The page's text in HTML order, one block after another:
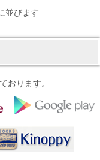
並びます
おります。